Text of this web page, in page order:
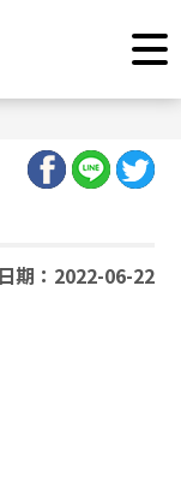
日期：2022-06-22